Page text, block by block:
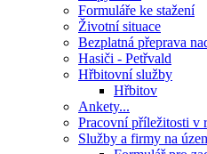
Formuláře ke stažení
Životní situace
Bezplatná přeprava
Hasiči - Petřvald
Hřbitovní služby
Hřbitov
Ankety...
Pracovní příležitosti v
Služby a firmy na